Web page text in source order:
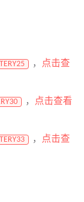
，
点击查
，
点击查看
，
点击查